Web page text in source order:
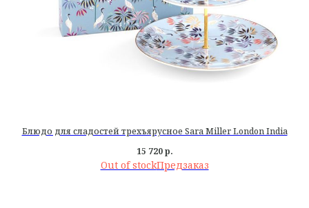
Блюдо для сладостей трехъярусное Sara Miller London India
15 720 р.
Out of stock